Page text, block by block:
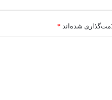
شده‌اند *